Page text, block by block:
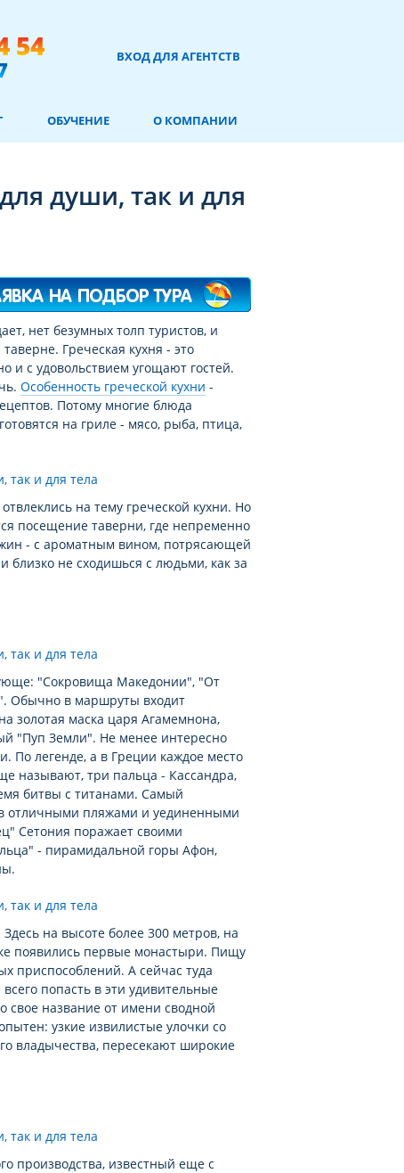
54 ВХОД ДЛЯ АГЕНТСТВ
ОБУЧЕНИЕ О КОМПАНИИ
души, так и для
Я хочу такой тур!
нет безумных толп туристов, и
Греческая кухня - это
и с удовольствием угощают гостей.
Особенность греческой кухни -
Потому многие блюда
на гриле - мясо, рыба, птица,
на тему греческой кухни. Но
посещение таверни, где непременно
- с ароматным вином, потрясающей
не сходишься с людьми, как за
"Сокровища Македонии", "От
Обычно в маршруты входит
золотая маска царя Агамемнона,
"Пуп Земли". Не менее интересно
По легенде, а в Греции каждое место
называют, три пальца - Кассандра,
битвы с титанами. Самый
отличными пляжами и уединенными
Сетония поражает своими
- пирамидальной горы Афон,
на высоте более 300 метров, на
появились первые монастыри. Пищу
приспособлений. А сейчас туда
попасть в эти удивительные
свое название от имени сводной
узкие извилистые улочки со
владычества, пересекают широкие
производства, известный еще с